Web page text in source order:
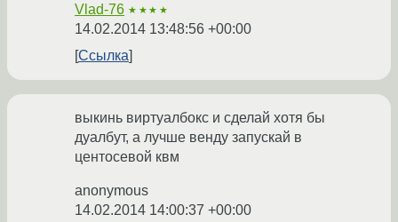
Vlad-76 ★★★★
14.02.2014 13:48:56 +00:00
Ссылка
выкинь виртуалбокс и сделай хотя бы
дуалбут, а лучше венду запускай в
центосевой квм
anonymous
14.02.2014 14:00:37 +00:00